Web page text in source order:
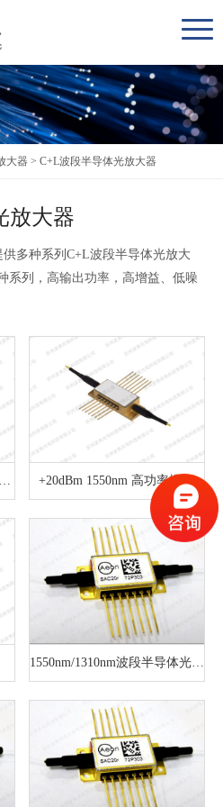
大器 >C+L波段半导体光放大器
放大器
多种系列C+L波段半导体光放大
系列，高输出功率，高增益、低噪
+20dBm 1550nm 高功率蝶形
SOA
1550nm/1310nm波段半导体光放
大器